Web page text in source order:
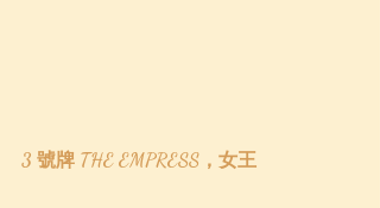
3 號牌 THE EMPRESS，女王